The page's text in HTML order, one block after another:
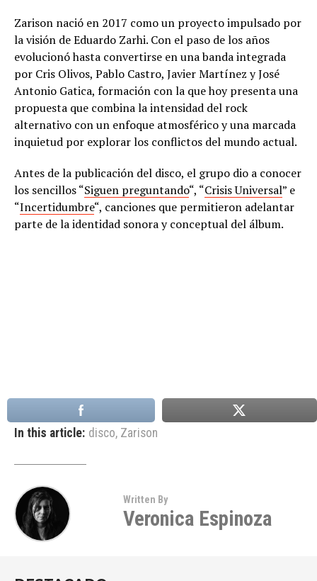
Zarison nació en 2017 como un proyecto impulsado por
la visión de Eduardo Zarhi. Con el paso de los años
evolucionó hasta convertirse en una banda integrada
por Cris Olivos, Pablo Castro, Javier Martínez y José
Antonio Gatica, formación con la que hoy presenta una
propuesta que combina la intensidad del rock
alternativo con un enfoque atmosférico y una marcada
inquietud por explorar los conflictos del mundo actual.
Antes de la publicación del disco, el grupo dio a conocer
los sencillos “Siguen preguntando“, “Crisis Universal” e
“Incertidumbre“, canciones que permitieron adelantar
parte de la identidad sonora y conceptual del álbum.
In this article: disco, Zarison
Written By
Veronica Espinoza